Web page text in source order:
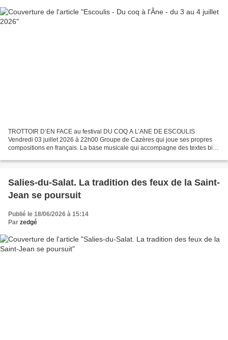
TROTTOIR D’EN FACE au festival DU COQ A L’ANE DE ESCOULIS
Vendredi 03 juillet 2026 à 22h00 Groupe de Cazères qui joue ses propres
compositions en français. La base musicale qui accompagne des textes bien
Salies-du-Salat. La tradition des feux de la Saint-
Jean se poursuit
Publié le 18/06/2026 à 15:14
Par zedgé